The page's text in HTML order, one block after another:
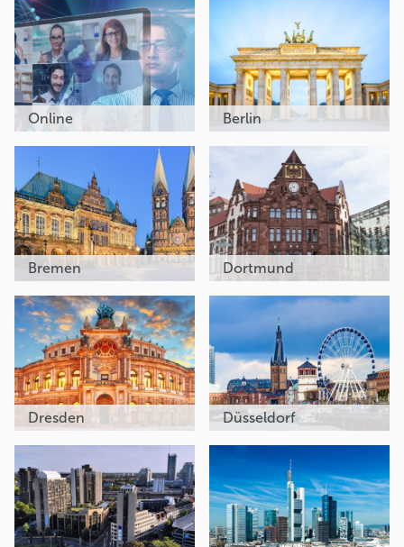
Online Berlin
Bremen Dortmund
Dresden Düsseldorf